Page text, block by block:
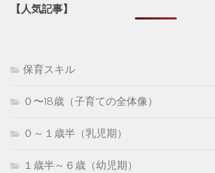
【人気記事】
保育スキル
０〜18歳（子育ての全体像）
０～１歳半（乳児期）
１歳半～６歳（幼児期）